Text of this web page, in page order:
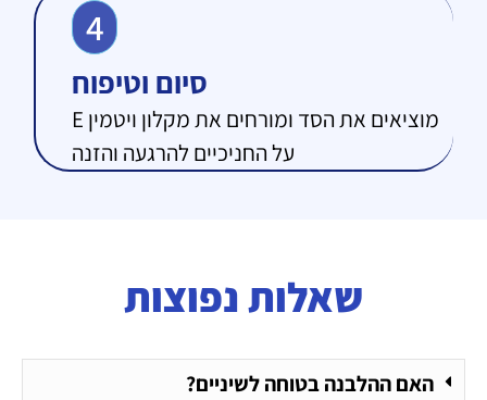
4
סיום וטיפוח
מוציאים את הסד ומורחים את מקלון ויטמין E
על החניכיים להרגעה והזנה
שאלות נפוצות
האם ההלבנה בטוחה לשיניים?